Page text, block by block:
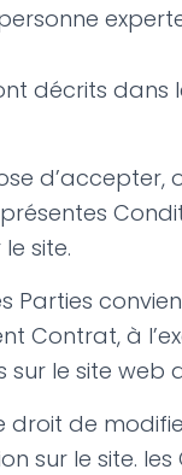
décrits dans
d’accepter,
site.
Parties
Contrat, à
le site web
droit de
sur le site.